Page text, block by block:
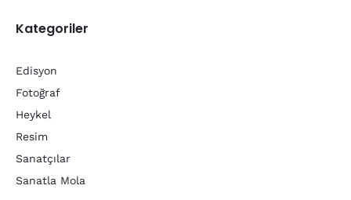
Kategoriler
Edisyon
Fotoğraf
Heykel
Resim
Sanatçılar
Sanatla Mola